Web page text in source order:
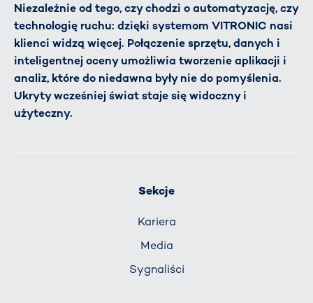
Niezależnie od tego, czy chodzi o automatyzację, czy
technologię ruchu: dzięki systemom VITRONIC nasi
klienci widzą więcej. Połączenie sprzętu, danych i
inteligentnej oceny umożliwia tworzenie aplikacji i
analiz, które do niedawna były nie do pomyślenia.
Ukryty wcześniej świat staje się widoczny i
użyteczny.
Sekcje
Kariera
Media
Sygnaliści